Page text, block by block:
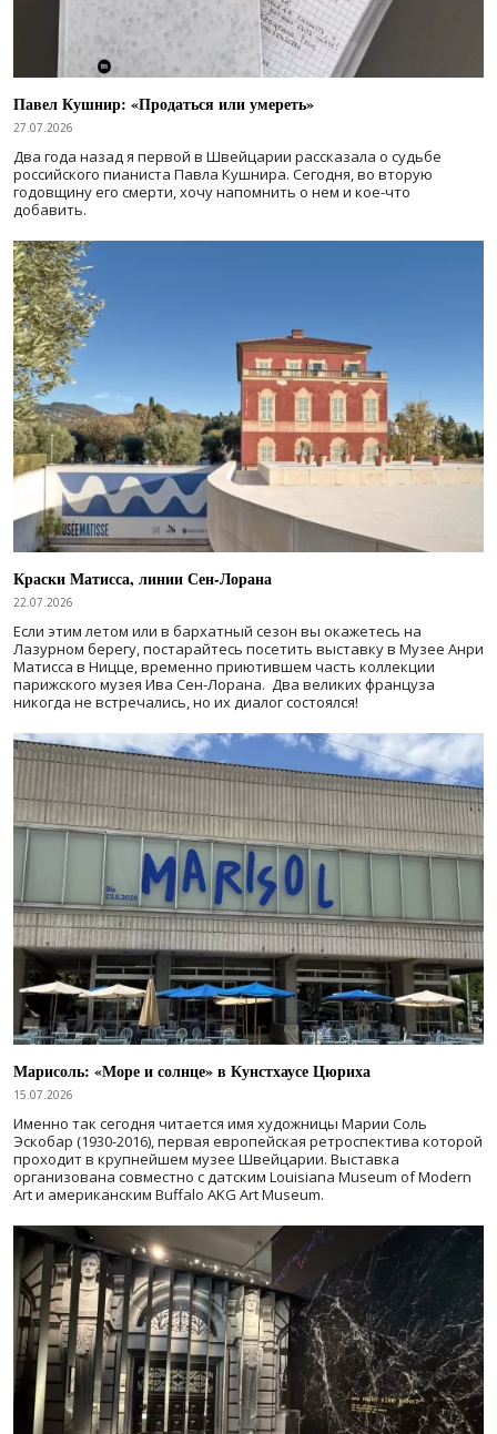
Павел Кушнир: «Продаться или умереть»
27.07.2026
Два года назад я первой в Швейцарии рассказала о судьбе
российского пианиста Павла Кушнира. Сегодня, во вторую
годовщину его смерти, хочу напомнить о нем и кое-что
добавить.
Краски Матисса, линии Сен-Лорана
22.07.2026
Если этим летом или в бархатный сезон вы окажетесь на
Лазурном берегу, постарайтесь посетить выставку в Музее Анри
Матисса в Ницце, временно приютившем часть коллекции
парижского музея Ива Сен-Лорана. Два великих француза
никогда не встречались, но их диалог состоялся!
Марисоль: «Море и солнце» в Кунстхаусе Цюриха
15.07.2026
Именно так сегодня читается имя художницы Марии Соль
Эскобар (1930-2016), первая европейская ретроспектива которой
проходит в крупнейшем музее Швейцарии. Выставка
организована совместно с датским Louisiana Museum of Modern
Art и американским Buffalo AKG Art Museum.